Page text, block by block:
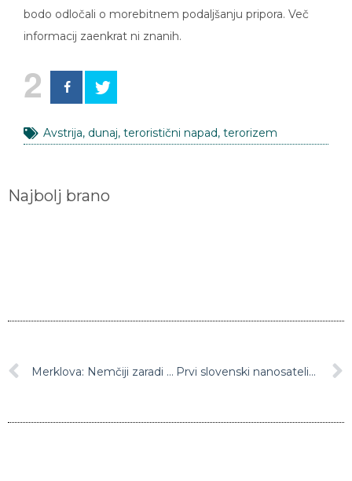
bodo odločali o morebitnem podaljšanju pripora. Več
informacij zaenkrat ni znanih.
2
Avstrija, dunaj, teroristični napad, terorizem
Najbolj brano
Merklova: Nemčiji zaradi pomanjkanja delavcev grozi selitev podjetij Prvi slovenski nanosatelit bo v vesolje poletel konec marca